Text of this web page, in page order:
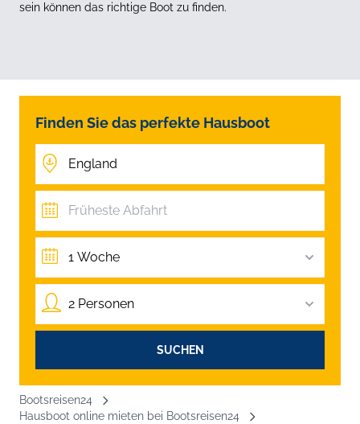
sein können das richtige Boot zu finden.
Finden Sie das perfekte Hausboot
1 Woche
2 Personen
SUCHEN
Bootsreisen24
Hausboot online mieten bei Bootsreisen24